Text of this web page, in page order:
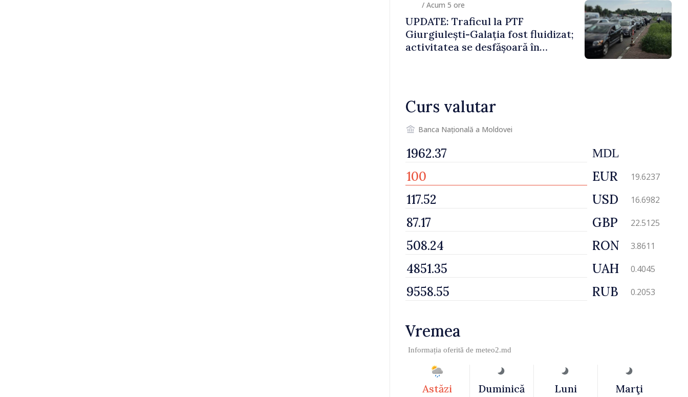
/ Acum 5 ore
UPDATE: Traficul la PTF
Giurgiulești-Galația fost fluidizat;
activitatea se desfășoară în
Curs valutar
Banca Națională a Moldovei
MDL
EUR 19.6237
USD 16.6982
GBP 22.5125
RON 3.8611
UAH 0.4045
RUB 0.2053
Vremea
Informația oferită de meteo2.md
Astăzi Duminică Luni Marţi